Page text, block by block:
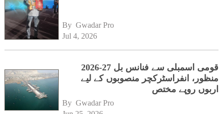
By Gwadar Pro
Jul 4, 2026
قومی اسمبلی سے فنانس بل 27-2026
منظور، انفراسٹرکچر منصوبوں کے لیے
اربوں روپے مختص
By Gwadar Pro